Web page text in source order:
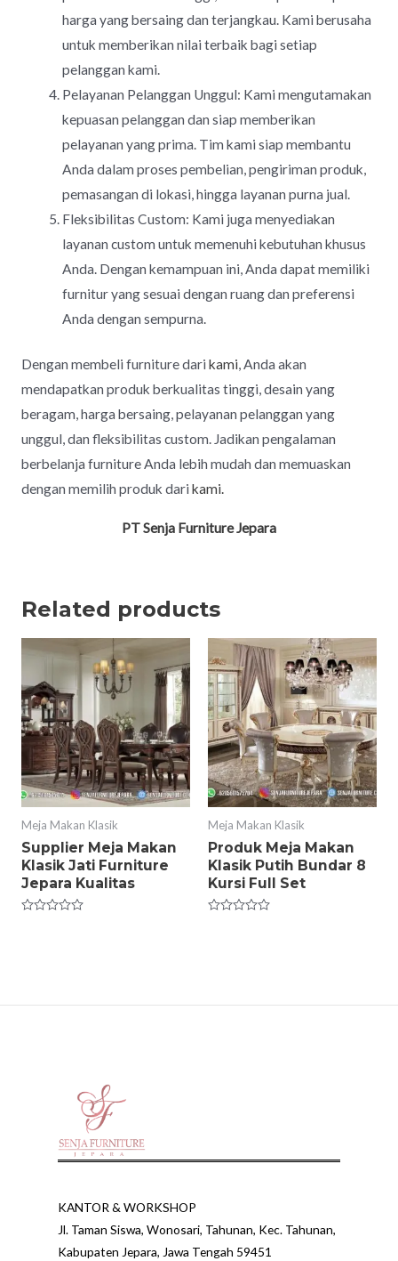
harga yang bersaing dan terjangkau. Kami berusaha
untuk memberikan nilai terbaik bagi setiap
pelanggan kami.
Pelayanan Pelanggan Unggul: Kami mengutamakan
kepuasan pelanggan dan siap memberikan
pelayanan yang prima. Tim kami siap membantu
Anda dalam proses pembelian, pengiriman produk,
pemasangan di lokasi, hingga layanan purna jual.
Fleksibilitas Custom: Kami juga menyediakan
layanan custom untuk memenuhi kebutuhan khusus
Anda. Dengan kemampuan ini, Anda dapat memiliki
furnitur yang sesuai dengan ruang dan preferensi
Anda dengan sempurna.
Dengan membeli furniture dari kami, Anda akan
mendapatkan produk berkualitas tinggi, desain yang
beragam, harga bersaing, pelayanan pelanggan yang
unggul, dan fleksibilitas custom. Jadikan pengalaman
berbelanja furniture Anda lebih mudah dan memuaskan
dengan memilih produk dari kami.
PT Senja Furniture Jepara
Related products
Meja Makan Klasik
Supplier Meja Makan
Klasik Jati Furniture
Jepara Kualitas
Meja Makan Klasik
Produk Meja Makan
Klasik Putih Bundar 8
Kursi Full Set
KANTOR & WORKSHOP
Jl. Taman Siswa, Wonosari, Tahunan, Kec. Tahunan,
Kabupaten Jepara, Jawa Tengah 59451